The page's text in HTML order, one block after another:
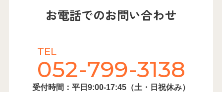
お電話でのお問い合わせ
TEL
052-799-3138
受付時間：平日9:00-17:45（土・日祝休み）